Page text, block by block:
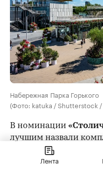
Набережная Парка Горького
(Фото: katuka / Shutterstock /
В номинации
лучшим назвали
Парка Горького.
на Пушкинской
Лента